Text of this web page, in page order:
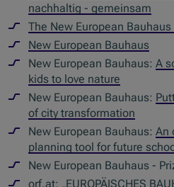
nachhaltig - gemeinsam
The New European
New European Bauhaus
New European Bauhaus:A
kids to love nature
New European Bauhaus:
of city transformation
New European Bauhaus:An
planning tool for future
New European Bauhaus -
orf.at: „EUROPÄISCHES